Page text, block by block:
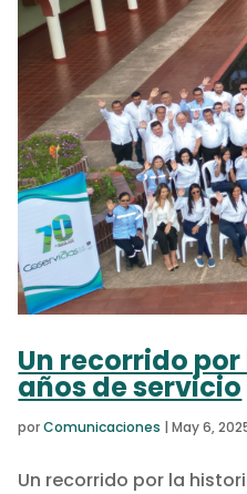
Un recorrido por
años de servicio
porComunicaciones |May 6,
Un recorrido por la